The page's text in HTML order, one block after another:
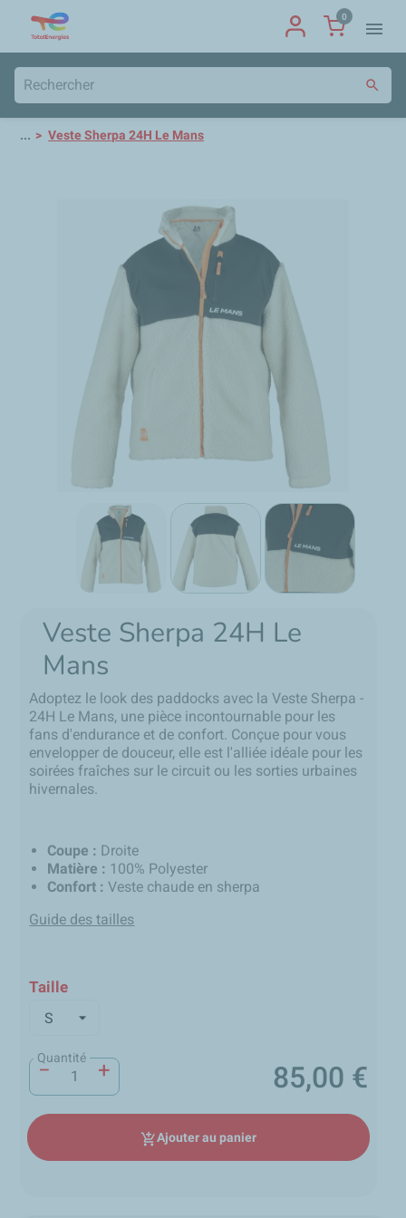
0
menu
search
... Veste Sherpa 24H Le Mans
Veste Sherpa 24H Le
Mans
Adoptez le look des paddocks avec la Veste Sherpa -
24H Le Mans, une pièce incontournable pour les
fans d'endurance et de confort. Conçue pour vous
envelopper de douceur, elle est l'alliée idéale pour les
soirées fraîches sur le circuit ou les sorties urbaines
hivernales.
Coupe : Droite
Matière : 100% Polyester
Confort : Veste chaude en sherpa
Guide des tailles
Taille
Quantité
− + Prix
85,00 €
add_shopping_cartAjouter au panier